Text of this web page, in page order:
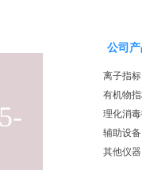
公司
离子指标
有机物
理化消
辅助设备
其他仪器